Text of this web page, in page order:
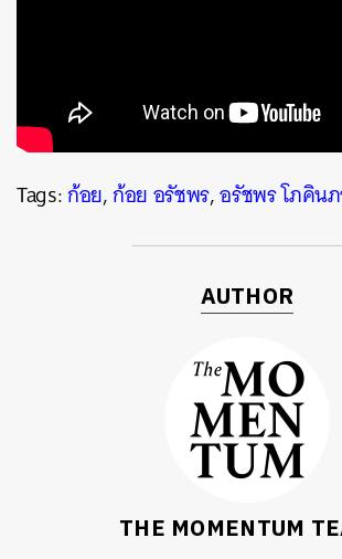
Tags:ก้อย,ก้อย อรัชพร,อรัชพร โภคิน
AUTHOR
THE MOMENTUM
TWEET LINE